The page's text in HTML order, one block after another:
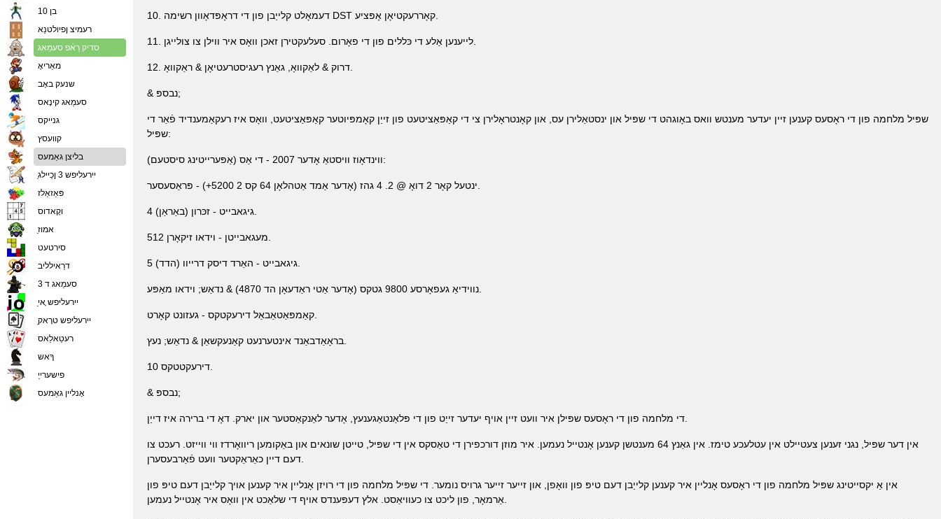
& נבספּ;
שפּיל מלחמה פון די ראָסעס קענען זיין יעדער מענטש וואס באָוגהט די שפּיל און ינסטאַלירן עס, און קאָנטראָלירן צי די קאַפּאַציטעט פון זייַן קאָמפּיוטער קאַפּאַציטעט, וואָס איז רעקאַמענדיד פֿאַר די
שפּיל:
ווינדאָוז וויסטאַ אָדער 2007 - די אַס (אַפּערייטינג סיסטעם):
& נבספּ;
אין דער שפּיל, נגני זענען צעטיילט אין עטלעכע טימז. אין גאַנץ 64 מענטשן קענען אָנטייל נעמען. איר מוזן דורכפירן די טאַסקס אין די שפּיל, טייטן שונאים און באַקומען ריוואָרדז ווי ווייזט. רעכט צו
אין אַ יקסייטינג שפּיל מלחמה פון די ראָסעס אָנליין איר קענען קלייַבן דעם טיפּ פון וואָפן, און זייער זייער גרויס נומער. די שפּיל מלחמה פון די רויזן אָנליין איר קענען אויך קלייַבן דעם טיפּ פון
בן 10
רעמיצ ןפיולטנַא
סדיק רַאֿפ סעמַאג
מאַריאָ
שנעק באָב
סעמַאג קינָאס
גנייקס
קוועסץ
בליצן גאַמעס
ַיירעליּפש 3 ןכַיילג
פּאַזאַלז
וקָאדוס
ַאמוז
סירטעט
דרַאילליב
סעמַאג ד 3
ַיירעליּפש ָאי
ַיירעליּפש טרָאק
רעטַאלַאס
ךָאש
פישערייַ
אָנליין גאַמעס